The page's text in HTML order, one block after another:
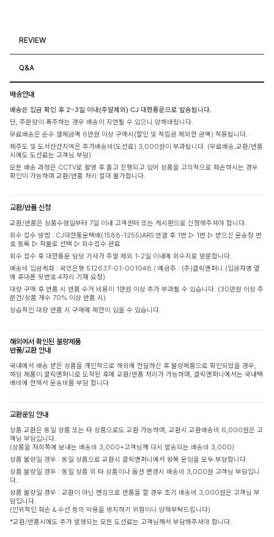
REVIEW
Q&A
배송안내
배송은 입금 확인 후 2~3일 이내(주말제외) CJ 대한통운으로 발송됩니다.
단, 주문량이 폭주하는 경우 배송이 지연될 수 있으니 양해바랍니다.
무료배송은 순수 결제금액 6만원 이상 구매시(할인 및 적립금 제외한 금액) 적용됩니다.
제주도 및 도서산간지역은 추가배송비(도선료) 3,000원이 부과됩니다. (무료배송,교환/반품
시에도 도선료는 고객님 부담)
모든 배송 과정은 CCTV로 촬영 후 출고 진행되고 있어 상품을 고의적으로 훼손하시는 경우
확인이 가능하며 교환/반품 처리 절대 불가합니다.
교환/반품 신청
교환/반품은 상품수령일부터 7일 이내 고객센터 또는 게시판으로 신청해주셔야 합니다.
회수 접수 방법 : CJ대한통운택배(1588-1255)ARS 연결 후 1번 ▷ 1번 ▷ 받으신 운송장 번
호 등록 ▷ 착불로 선택 ▷ 회수접수 완료
회수 접수 후 대한통운 담당 기사가 주말 제외 1-2일 이내에 회수지로 방문합니다.
배송비 입금계좌 : 국민은행 512637-01-001048 / 예금주 : (주)클릭앤퍼니 (입금자명 옆
에 휴대폰 뒷번호 4자리 기재 요청)
대량 구매 후 반품 시 반품 수거 비용이 1만원 이상 추가 부과될 수 있습니다. (30만원 이상 주
문건/상품 개수 70% 이상 반품 시)
상습적인 대량 반품 시 구매에 제한이 있을 수 있습니다.
해외에서 확인된 불량제품
반품/교환 안내
국내에서 배송 받은 상품을 개인적으로 해외에 전달하신 후 불량제품으로 확인되었을 경우,
해당 제품이 클릭앤퍼니로 도착된 후에 교환/반품 처리가 가능하며, 클릭앤퍼니에서는 국내택
배비에 한해서 운송비를 부담 합니다
교환운임 안내
상품 교환은 동일 상품 또는 타 상품으로도 교환 가능하며, 교환시 교환배송비 6,000원은 고
객님 부담입니다.
(상품을 저희쪽에 보내는 배송비 3,000+고객님께 다시 발송되는 배송비 3,000)
상품 불량일 경우 : 동일 상품으로 교환시 클릭앤퍼니에서 왕복 운임을 모두 부담합니다.
상품 불량일 경우 : 동일 상품 외 타 상품이나 옵션 변경시 배송비 3,000원 고객님 부담입니
다.
상품 불량일 경우 : 교환이 아닌 변심으로 반품을 할 경우 초기 배송비 3,000원은 고객님 부
담입니다.
(인위적인 훼손 & 수선 등의 악용을 방지하기 위함이니 양해부탁드립니다)
*교환/반품시에도 추가 발생되는 모든 도선료는 고객님께서 부담해주셔야 합니다.